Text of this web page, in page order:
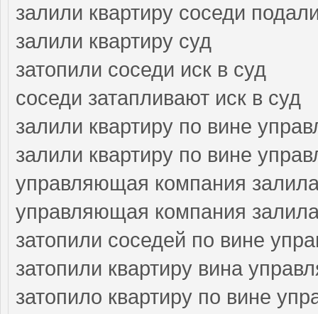
залили квартиру соседи
залили квартиру суд
затопили соседи иск в суд
соседи затапливают иск в суд
залили квартиру по вине
залили квартиру по вине
управляющая компания
управляющая компания залила
затопили соседей по вине
затопили квартиру вина
затопило квартиру по вине